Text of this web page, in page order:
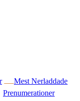
Mest Nerladdade
Prenumerationer